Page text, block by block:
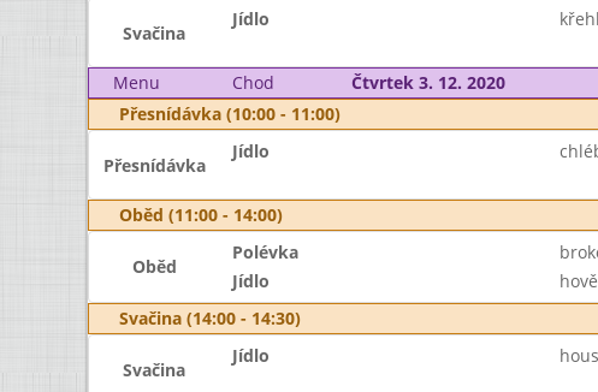
Svačina
Jídlo
Menu Chod Čtvrtek 3. 12. 2020
Přesnídávka (10:00 - 11:00)
Přesnídávka
Jídlo
Oběd (11:00 - 14:00)
Oběd
Polévka
Jídlo
Svačina (14:00 - 14:30)
Svačina
Jídlo